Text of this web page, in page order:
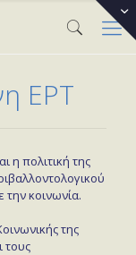
ΕΡΤ
η πολιτική της
την κοινωνία.
της
τους